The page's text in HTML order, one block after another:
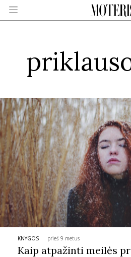
VEIDAI
MONARCHIJA
MADA
GROŽIS
SVEIKATA
APIE MANE
PSICHOLOGIJA
KNYGOS prieš 9 metus
Kaip atpažinti meilės